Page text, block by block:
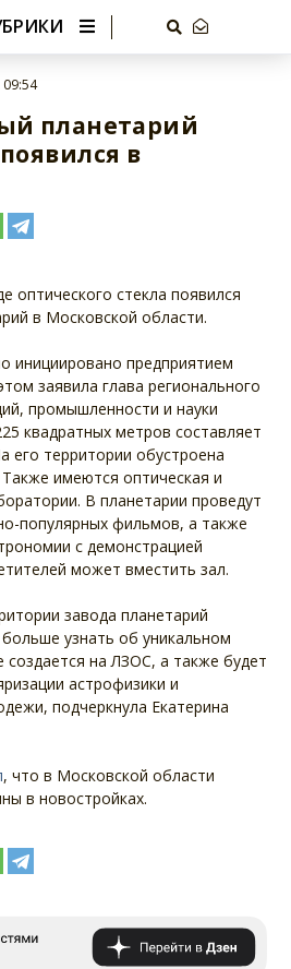
планетарий
в
оптического стекла появился
в Московской области.
инициировано предприятием
заявила глава регионального
промышленности и науки
квадратных метров составляет
его территории обустроена
имеются оптическая и
В планетарии проведут
популярных фильмов, а также
с демонстрацией
может вместить зал.
завода планетарий
узнать об уникальном
на ЛЗОС, а также будет
астрофизики и
подчеркнула Екатерина
, что в Московской области
в новостройках.